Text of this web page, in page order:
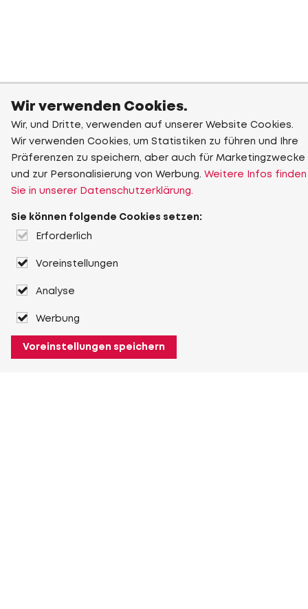
Wir verwenden Cookies.
Wir, und Dritte, verwenden auf unserer Website Cookies.
Wir verwenden Cookies, um Statistiken zu führen und Ihre
Präferenzen zu speichern, aber auch für Marketingzwecke
und zur Personalisierung von Werbung. Weitere Infos finden
Sie in unserer Datenschutzerklärung.
Sie können folgende Cookies setzen:
Erforderlich
Voreinstellungen
Analyse
Werbung
Voreinstellungen speichern